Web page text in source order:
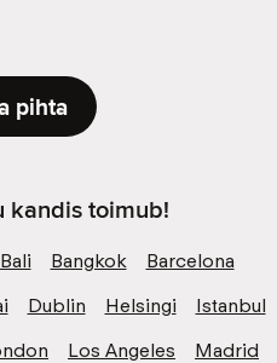
pihta
kandis toimub!
Bali Bangkok
Barcelona
Dublin Helsingi
Istanbul
Los Angeles
Madrid